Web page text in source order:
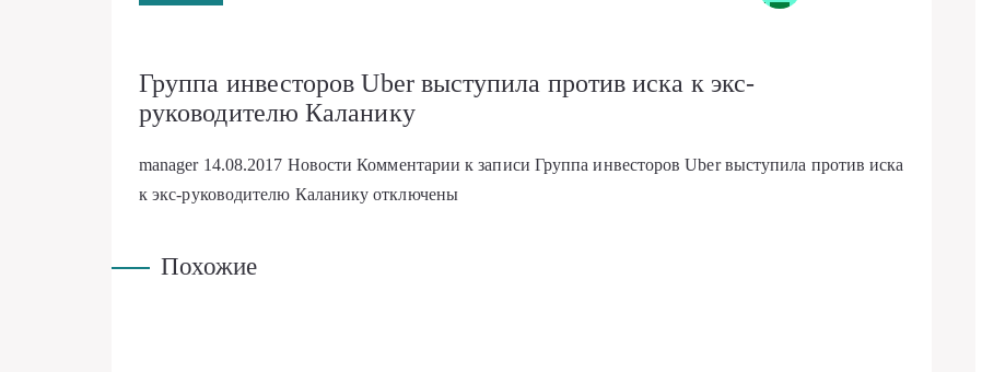
Группа инвесторов Uber выступила против иска к экс-
руководителю Каланику
manager 14.08.2017 Новости Комментариик записи Группа инвесторов Uber выступила против иска
к экс-руководителю Каланику отключены
Похожие